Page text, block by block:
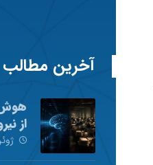
آخرین مطالب
هوش
از
ژوئن